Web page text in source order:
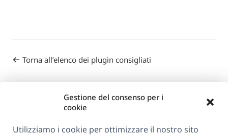
Gestione del consenso per i
cookie
Utilizziamo i cookie per ottimizzare il nostro sito
Torna all’elenco dei plugin consigliati